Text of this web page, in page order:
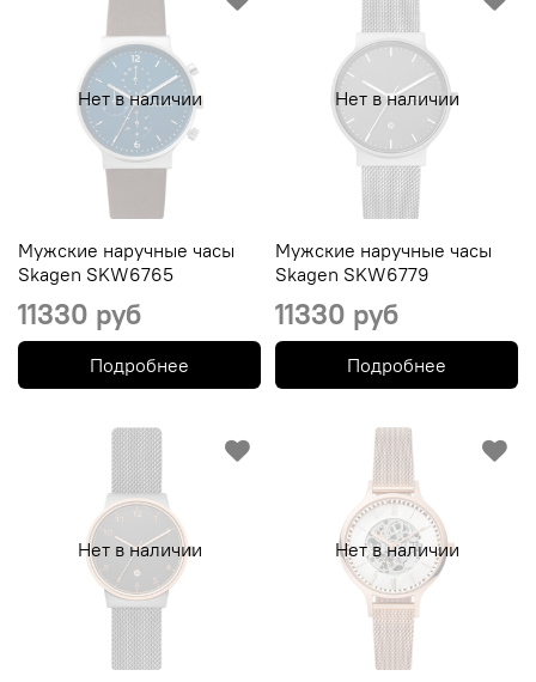
Нет в наличии
Мужские наручные часы
Skagen SKW6765
11330 руб
Подробнее
Нет в наличии
Мужские наручные часы
Skagen SKW6779
11330 руб
Подробнее
Нет в наличии Нет в наличии